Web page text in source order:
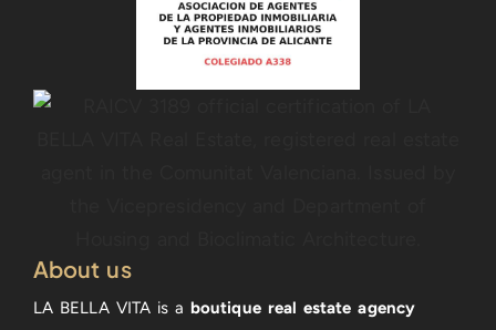
About us
LA BELLA VITA is a boutique real estate agency